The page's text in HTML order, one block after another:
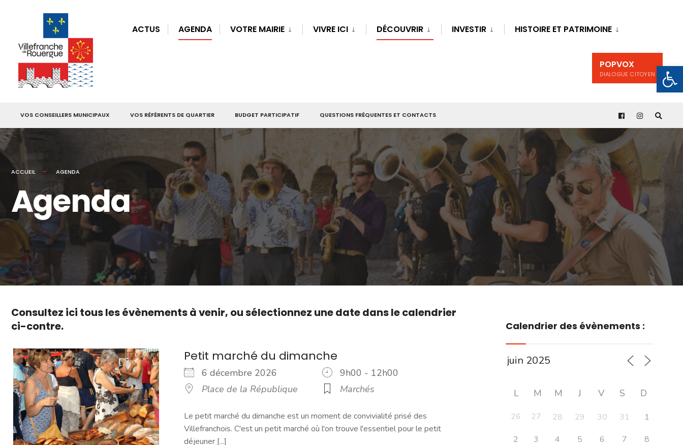
ACTUS AGENDA VOTRE MAIRIE VIVRE ICI DÉCOUVRIR INVESTIR HISTOIRE ET PATRIMOINE
POPVOX
DIALOGUE CITOYEN
VOS CONSEILLERS MUNICIPAUX VOS RÉFÉRENTS DE QUARTIER BUDGET PARTICIPATIF QUESTIONS FRÉQUENTES ET CONTACTS
ACCUEIL AGENDA
Agenda
Consultez ici tous les évènements à venir, ou sélectionnez une date dans le calendrier
ci-contre.
Petit marché du dimanche
6 décembre 2026
9h00 - 12h00
Place de la République
Marchés
Le petit marché du dimanche est un moment de convivialité prisé des
Villefranchois. C'est un petit marché où l'on trouve l'essentiel pour le petit
déjeuner [...]
Calendrier des évènements :
L M M J V S D
26 27 28 29 30 31
1
2
3 4 5 6 7
8